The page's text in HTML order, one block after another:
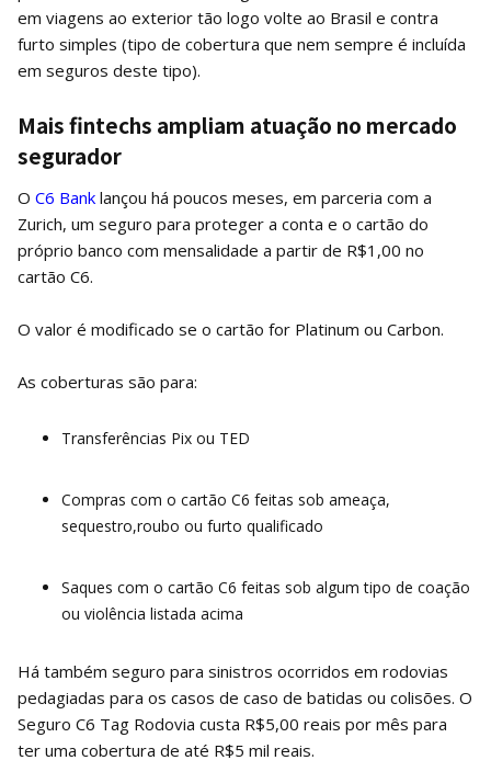
em viagens ao exterior tão logo volte ao Brasil e contra
furto simples (tipo de cobertura que nem sempre é incluída
em seguros deste tipo).
Mais fintechs ampliam atuação no mercado
segurador
O C6 Bank lançou há poucos meses, em parceria com a
Zurich, um seguro para proteger a conta e o cartão do
próprio banco com mensalidade a partir de R$1,00 no
cartão C6.
O valor é modificado se o cartão for Platinum ou Carbon.
As coberturas são para:
Transferências Pix ou TED
Compras com o cartão C6 feitas sob ameaça,
sequestro,roubo ou furto qualificado
Saques com o cartão C6 feitas sob algum tipo de coação
ou violência listada acima
Há também seguro para sinistros ocorridos em rodovias
pedagiadas para os casos de caso de batidas ou colisões. O
Seguro C6 Tag Rodovia custa R$5,00 reais por mês para
ter uma cobertura de até R$5 mil reais.